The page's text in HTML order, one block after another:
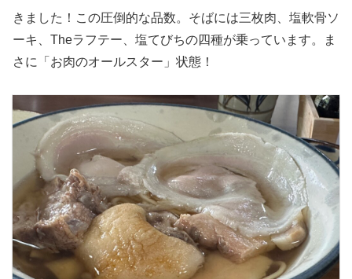
きました！この圧倒的な品数。そばには三枚肉、塩軟骨ソ
ーキ、Theラフテー、塩てびちの四種が乗っています。ま
さに「お肉のオールスター」状態！